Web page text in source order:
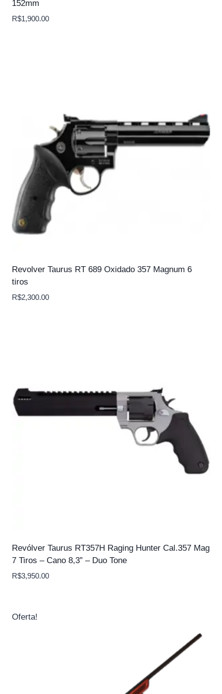
152mm
R$1,900.00
Revolver Taurus RT 689 Oxidado 357 Magnum 6
tiros
R$2,300.00
Revólver Taurus RT357H Raging Hunter Cal.357 Mag
7 Tiros – Cano 8,3” – Duo Tone
R$3,950.00
Oferta!